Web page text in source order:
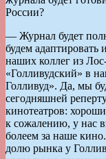
России?
— Журнал будет
будем адаптировать
наших коллег из
«Голливудский» в
Голливуд». Да, мы
сегодняшней
кинотеатров:
к сожалению, у нас
болеем за наше
долю рынка у